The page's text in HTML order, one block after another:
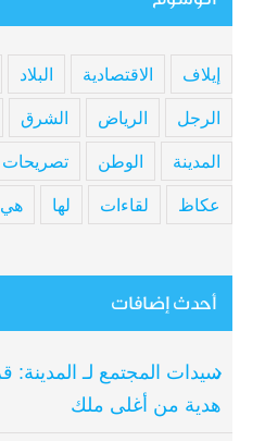
إيلاف الاقتصادية البلاد
الرجل الرياض الشرق
المدينة الوطن تصريحات
عكاظ لقاءات لها هي
أحدث إضافات
سيدات المجتمع لـ المدينة:
هدية من أغلى ملك